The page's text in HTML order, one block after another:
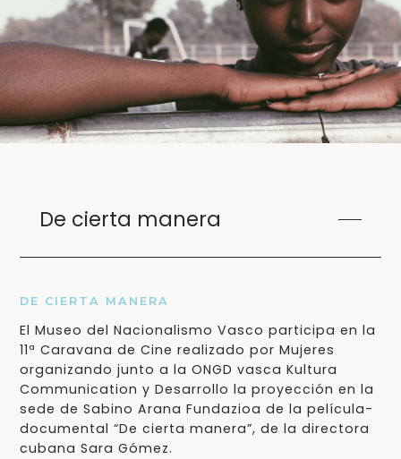
De cierta manera
DE CIERTA MANERA
El Museo del Nacionalismo Vasco participa en la
11ª Caravana de Cine realizado por Mujeres
organizando junto a la ONGD vasca Kultura
Communication y Desarrollo la proyección en la
sede de Sabino Arana Fundazioa de la película-
documental “De cierta manera”, de la directora
cubana Sara Gómez.